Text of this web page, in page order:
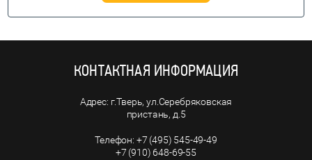
КОНТАКТНАЯ ИНФОРМАЦИЯ
г.Тверь, ул.Серебряковская
пристань, д.5
+7 (495) 545-49-49
+7 (910) 648-69-55